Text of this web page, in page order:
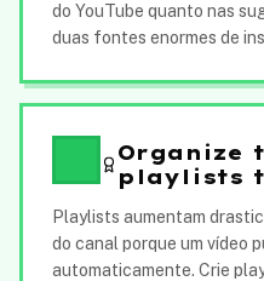
do YouTube quanto nas
duas fontes enormes de
Organize
playlists
Playlists aumentam
do canal porque um vídeo
automaticamente. Crie